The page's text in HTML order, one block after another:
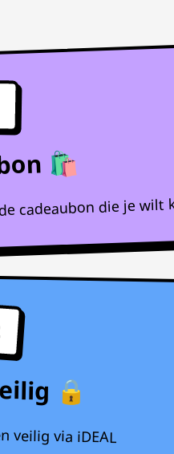
🛍️
cadeaubon die je wilt
🔒
veilig via iDEAL